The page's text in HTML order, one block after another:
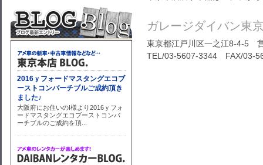
ガレージダイバン東
東京都江戸川区一之江8-4-5
TEL/03-5607-3344 FAX/03-